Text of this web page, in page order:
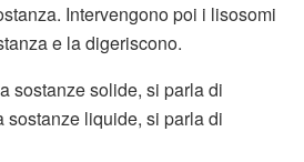
Intervengono poi i lisosomi
e la digeriscono.
sostanze solide, si parla di
sostanze liquide, si parla di